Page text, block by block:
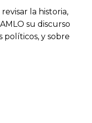
la historia,
su discurso
políticos, y sobre